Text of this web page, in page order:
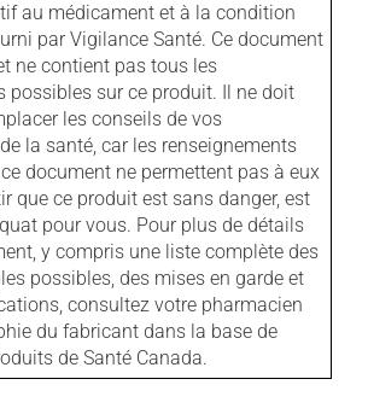
au médicament et à la condition
par Vigilance Santé. Ce document
ne contient pas tous les
possibles sur ce produit. Il ne doit
les conseils de vos
la santé, car les renseignements
document ne permettent pas à eux
que ce produit est sans danger, est
pour vous. Pour plus de détails
y compris une liste complète des
possibles, des mises en garde et
consultez votre pharmacien
du fabricant dans la base de
de Santé Canada.